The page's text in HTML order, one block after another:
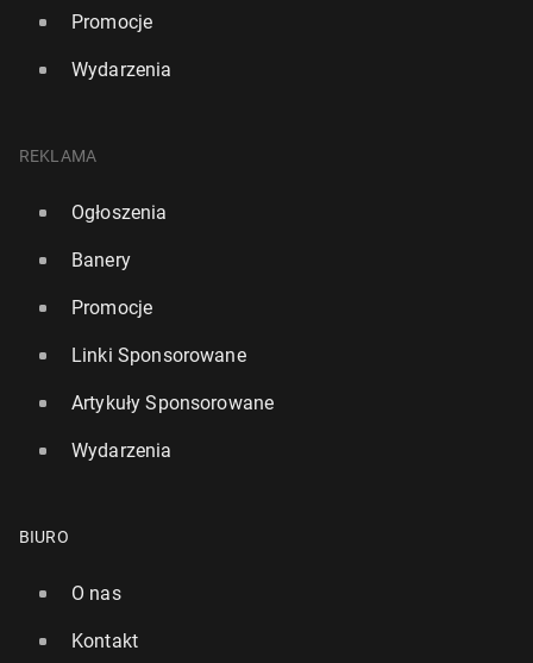
Promocje
Wydarzenia
REKLAMA
Ogłoszenia
Banery
Promocje
Linki Sponsorowane
Artykuły Sponsorowane
Wydarzenia
BIURO
O nas
Kontakt